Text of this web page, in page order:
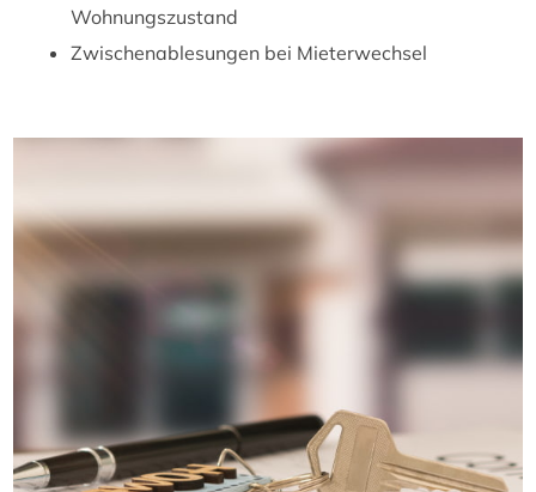
Wohnungszustand
Zwischenablesungen bei Mieterwechsel